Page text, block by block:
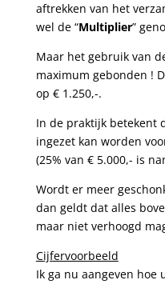
aftrekken van het
wel de “Multiplier”
Maar het gebruik van
maximum gebonden !
op € 1.250,-.
In de praktijk betekent
ingezet kan worden
(25% van € 5.000,- is
Wordt er meer
dan geldt dat alles
maar niet verhoogd
Cijfervoorbeeld
Ik ga nu aangeven hoe